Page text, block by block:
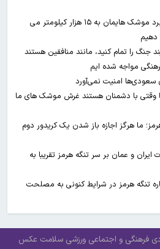
امام‌جمعه اهواز: با افزایش برد موشک هایمان به ۱۵ هزار کیلومتر می
دهیم
جنگ را تمام کنید، مانند منافقین هستند
مواجه شده ایم
سعودی‌ها امنیت نمی‌آورد
وقتی با دشمنان هستند غرش موشک های ما
ما هرگز اجازه باز شدن یک کریدور دوم
و عمان بر سر تنگه هرمز تقریبا به
تنگه هرمز در شرایط کنونی به مصلحت
فرهنگی و اجتماعی ورزشی سلامت عکس